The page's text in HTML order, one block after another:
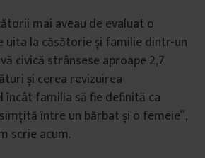
mai aveau de evaluat o
uita la căsătorie și familie dintr-un
civică strânsese aproape 2,7
și cerea revizuirea
familia să fie definită ca
între un bărbat și o femeie”,
scrie acum.